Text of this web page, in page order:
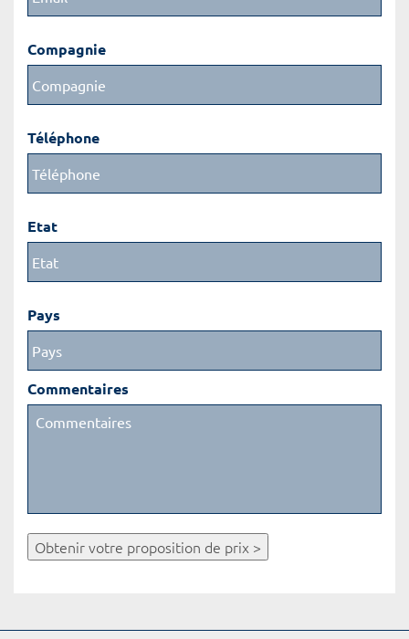
Compagnie
Téléphone
Etat
Pays
Commentaires
Obtenir votre proposition de prix >